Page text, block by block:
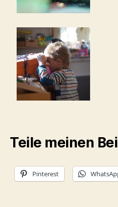
Teile meinen
Pinterest